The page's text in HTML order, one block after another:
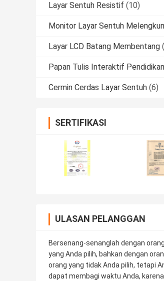
Layar Sentuh Resistif (10)
Monitor Layar Sentuh
Layar LCD Batang Membentang
Papan Tulis Interaktif Pendidikan
Cermin Cerdas Layar Sentuh (6)
SERTIFIKASI
ULASAN PELANGGAN
Bersenang-senanglah dengan
yang Anda pilih, bahkan dengan
orang yang tidak Anda pilih, tetapi
dapat membagi waktu Anda,